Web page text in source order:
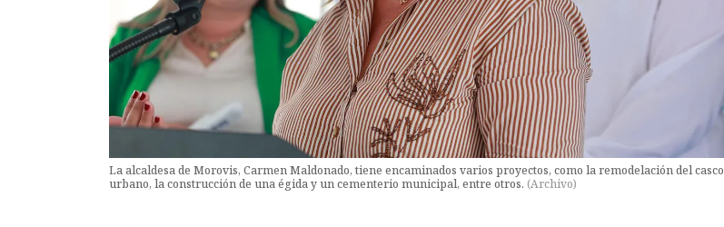
La alcaldesa de Morovis, Carmen Maldonado, tiene encaminados varios proyectos, como la remodelación del casco
urbano, la construcción de una égida y un cementerio municipal, entre otros. (Archivo)